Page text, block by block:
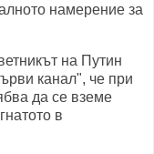
намерение за
на Путин
канал", че при
да се вземе
в